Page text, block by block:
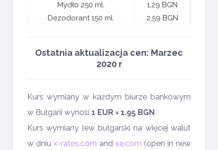
Mydło 250 ml.
1,29 BGN
Dezodorant 150 ml.
2,59 BGN
Ostatnia aktualizacja cen: Marzec
2020 r
Kurs wymiany w każdym biurze bankowym
w Bułgarii wynosi 1 EUR = 1.95 BGN
Kurs wymiany lew bułgarski na więcej walut
w dniu x-rates.com and xe.com (open in new